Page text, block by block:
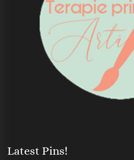
Latest Pins!